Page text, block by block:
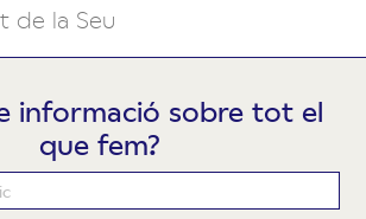
de la Seu
informació sobre tot el
que fem?